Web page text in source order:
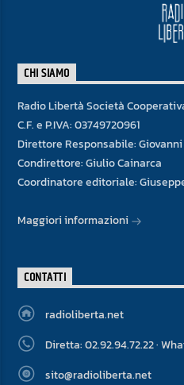
CHI SIAMO
Radio Libertà Società
C.F. e P.IVA: 03749720961
Direttore Responsabile:
Condirettore: Giulio Cainarca
Coordinatore editoriale:
Maggiori informazioni
CONTATTI
radioliberta.net
Diretta: 02.92.94.72.22 ·
sito@radioliberta.net